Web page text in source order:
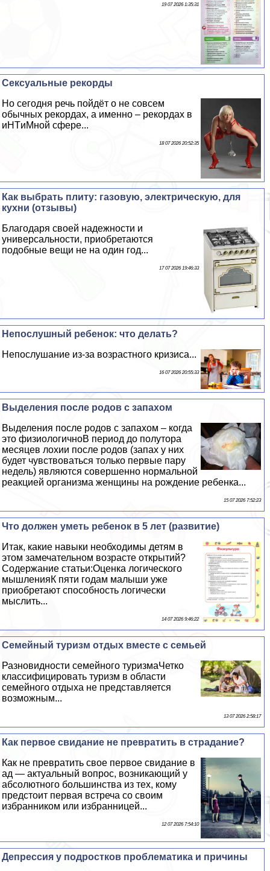
19 07 2026 1:35:31
Сeкcуальные рекорды
Но сегодня речь пойдёт о не совсем
обычных рекордах, а именно – рекордах в
иHTиMной сфере...
18 07 2026 20:52:35
Как выбрать плиту: газовую, электрическую, для
кухни (отзывы)
Благодаря своей надежности и
универсальности, приобретаются
подобные вещи не на один год...
17 07 2026 19:46:33
Непослушный ребенок: что делать?
Непослушание из-за возрастного кризиса...
16 07 2026 20:55:33
Выделения после родов с запахом
Выделения после родов с запахом – когда
это физиологичноВ период до полутора
месяцев лохии после родов (запах у них
будет чувствоваться только первые пару
недель) являются совершенно нормальной
реакцией организма женщины на рождение ребенка...
15 07 2026 7:52:23
Что должен уметь ребенок в 5 лет (развитие)
Итак, какие навыки необходимы детям в
этом замечательном возрасте открытий?
Содержание статьи:Оценка логического
мышленияК пяти годам малыши уже
приобретают способность логически
мыслить...
14 07 2026 9:46:22
Семейный туризм отдых вместе с семьей
Разновидности семейного туризмаЧетко
классифицировать туризм в области
семейного отдыха не представляется
возможным...
13 07 2026 2:58:17
Как первое свидание не превратить в страдание?
Как не превратить свое первое свидание в
ад — актуальный вопрос, возникающий у
абсолютного большинства из тех, кому
предстоит первая встреча со своим
избранником или избранницей...
12 07 2026 7:54:10
Депрессия у подростков проблематика и причины